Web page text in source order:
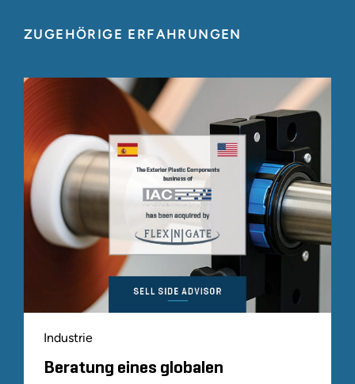
ZUGEHÖRIGE ERFAHRUNGEN
Industrie
Beratung eines globalen